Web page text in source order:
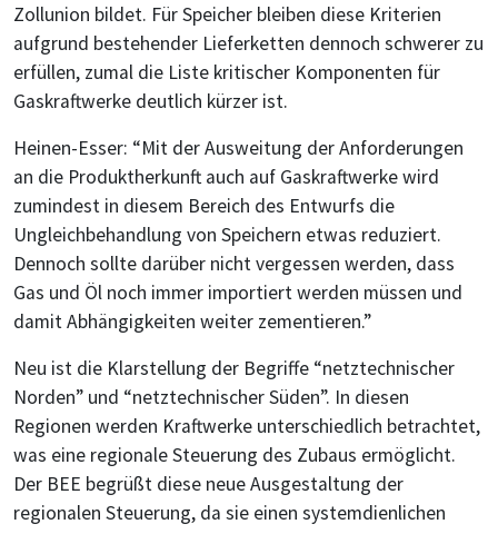
Zollunion bildet. Für Speicher bleiben diese Kriterien
aufgrund bestehender Lieferketten dennoch schwerer zu
erfüllen, zumal die Liste kritischer Komponenten für
Gaskraftwerke deutlich kürzer ist.
Heinen-Esser: “Mit der Ausweitung der Anforderungen
an die Produktherkunft auch auf Gaskraftwerke wird
zumindest in diesem Bereich des Entwurfs die
Ungleichbehandlung von Speichern etwas reduziert.
Dennoch sollte darüber nicht vergessen werden, dass
Gas und Öl noch immer importiert werden müssen und
damit Abhängigkeiten weiter zementieren.”
Neu ist die Klarstellung der Begriffe “netztechnischer
Norden” und “netztechnischer Süden”. In diesen
Regionen werden Kraftwerke unterschiedlich betrachtet,
was eine regionale Steuerung des Zubaus ermöglicht.
Der BEE begrüßt diese neue Ausgestaltung der
regionalen Steuerung, da sie einen systemdienlichen